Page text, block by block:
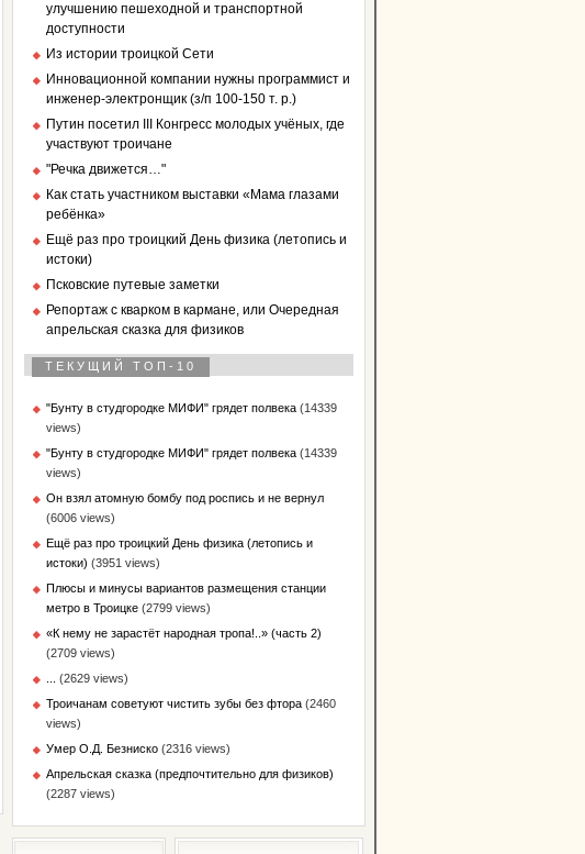
улучшению пешеходной и транспортной
доступности
Из истории троицкой Сети
Инновационной компании нужны программист и
инженер-электронщик (з/п 100-150 т. р.)
Путин посетил III Конгресс молодых учёных, где
участвуют троичане
"Речка движется…"
Как стать участником выставки «Мама глазами
ребёнка»
Ещё раз про троицкий День физика (летопись и
истоки)
Псковские путевые заметки
Репортаж с кварком в кармане, или Очередная
апрельская сказка для физиков
ТЕКУЩИЙ ТОП-10
"Бунту в студгородке МИФИ" грядет полвека (14339
views)
"Бунту в студгородке МИФИ" грядет полвека (14339
views)
Он взял атомную бомбу под роспись и не вернул
(6006 views)
Ещё раз про троицкий День физика (летопись и
истоки) (3951 views)
Плюсы и минусы вариантов размещения станции
метро в Троицке (2799 views)
«К нему не зарастёт народная тропа!..» (часть 2)
(2709 views)
(2629 views)
Троичанам советуют чистить зубы без фтора (2460
views)
Умер О.Д. Безниско (2316 views)
Апрельская сказка (предпочтительно для физиков)
(2287 views)